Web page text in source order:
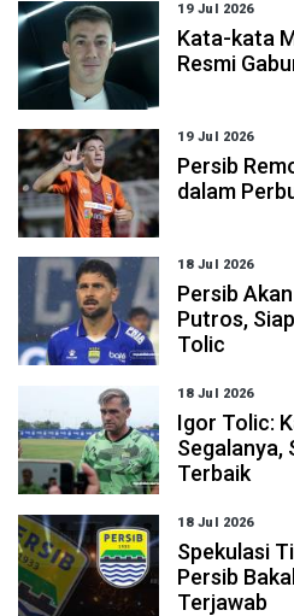
19 Jul 2026
Kata-kata
Resmi
19 Jul 2026
Persib
dalam
18 Jul 2026
Persib
Putros,
Tolic
18 Jul 2026
Igor Tolic:
Segalanya,
Terbaik
18 Jul 2026
Spekulasi
Persib
Terjawab